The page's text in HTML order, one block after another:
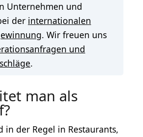
Unternehmen und
der internationalen
. Wir freuen uns
und
.
man als
in der Regel in Restaurants,